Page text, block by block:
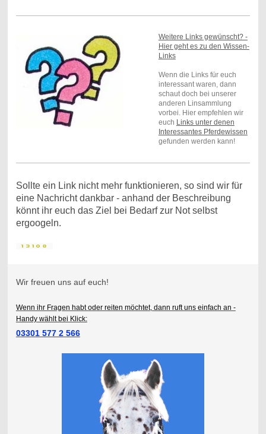
Weitere Links gewünscht? -
Hier geht es zu den Wissen-
Links
Wenn die Links für euch
interessant waren, dann
schaut doch bei unserer
anderen Linsammlung
vorbei. Hier empfehlen wir
euch Links unter denen
Interessantes Pferdewissen
gefunden werden kann!
Sollte ein Link nicht mehr funktionieren, so sind wir für
eine Nachricht dankbar - anhand der Beschreibung
könnt ihr euch das Ziel bei Bedarf zur Not selbst
ergoogeln.
Wir freuen uns auf euch!
Wenn ihr Fragen habt oder reiten möchtet, dann ruft uns einfach an -
Handy wählt bei Klick:
03301 577 2 566